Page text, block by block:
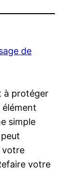
de
à protéger
simple
votre
votre